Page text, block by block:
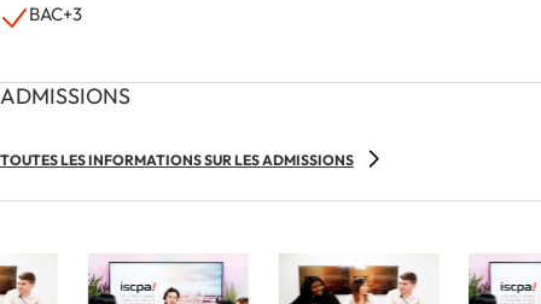
BAC+3
ADMISSIONS
TOUTES LES INFORMATIONS SUR LES ADMISSIONS